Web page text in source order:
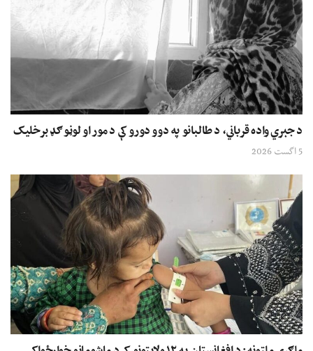
د جبري واده قرباني، د طالبانو په دوو دورو کې د مور او لوڼو ګډ برخلیک
5 اگست 2026